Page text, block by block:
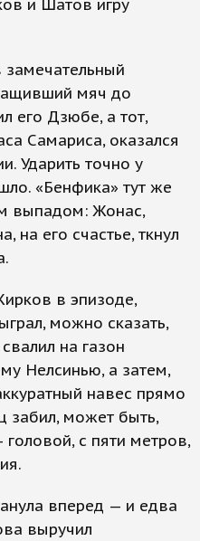
и Шатов игру
мяч до
его Дзюбе, а тот,
Самариса, оказался
Ударить точно у
«Бенфика» тут же
выпадом: Жонас,
на его счастье, ткнул
в эпизоде,
можно сказать,
на газон
Нелсинью, а затем,
навес прямо
забил, может быть,
с пяти метров,
вперед — и едва
выручил